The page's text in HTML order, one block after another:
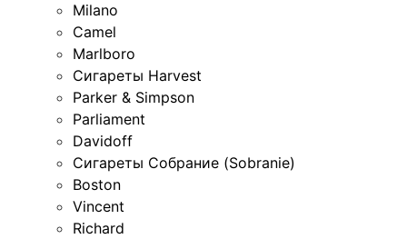
Milano
Camel
Marlboro
Сигареты Harvest
Parker & Simpson
Parliament
Davidoff
Сигареты Собрание (Sobranie)
Boston
Vincent
Richard